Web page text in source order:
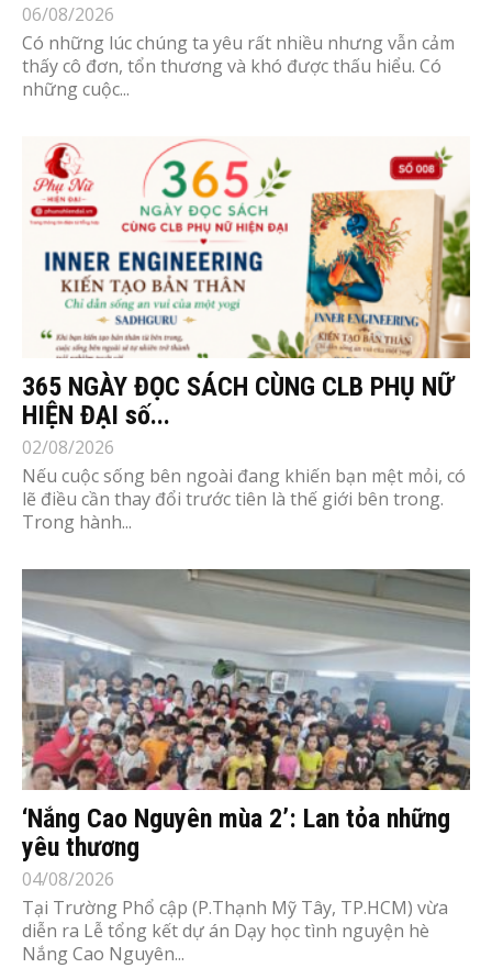
06/08/2026
Có những lúc chúng ta yêu rất nhiều nhưng vẫn cảm
thấy cô đơn, tổn thương và khó được thấu hiểu. Có
những cuộc...
365 NGÀY ĐỌC SÁCH CÙNG CLB PHỤ NỮ
HIỆN ĐẠI số...
02/08/2026
Nếu cuộc sống bên ngoài đang khiến bạn mệt mỏi, có
lẽ điều cần thay đổi trước tiên là thế giới bên trong.
Trong hành...
‘Nắng Cao Nguyên mùa 2’: Lan tỏa những
yêu thương
04/08/2026
Tại Trường Phổ cập (P.Thạnh Mỹ Tây, TP.HCM) vừa
diễn ra Lễ tổng kết dự án Dạy học tình nguyện hè
Nắng Cao Nguyên...